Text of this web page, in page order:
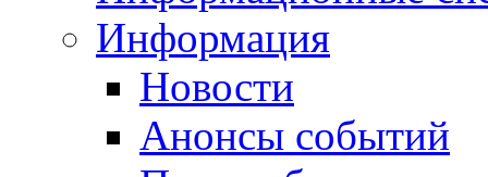
Информация
Новости
Анонсы событий